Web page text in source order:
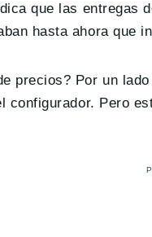
que las entregas
hasta ahora que
precios? Por un
configurador. Pero